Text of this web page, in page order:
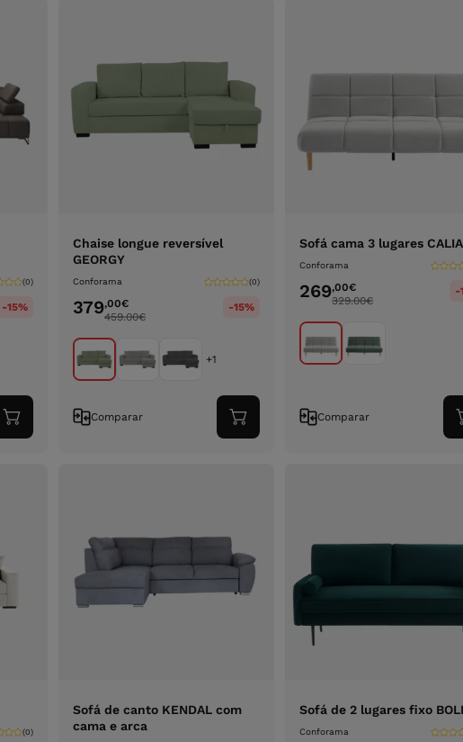
(0)
-15%
Adicionar
ao
Chaise longue reversível
GEORGY
Conforama (0)
379,00€
459.00€
-15%
+1
Comparar
Adicionar
ao
Sofá cama 3 lugares CALIA
Conforama
269,00€
329.00€
-
Comparar
(0)
Sofá de canto KENDAL com
cama e arca
Sofá de 2 lugares fixo
Conforama